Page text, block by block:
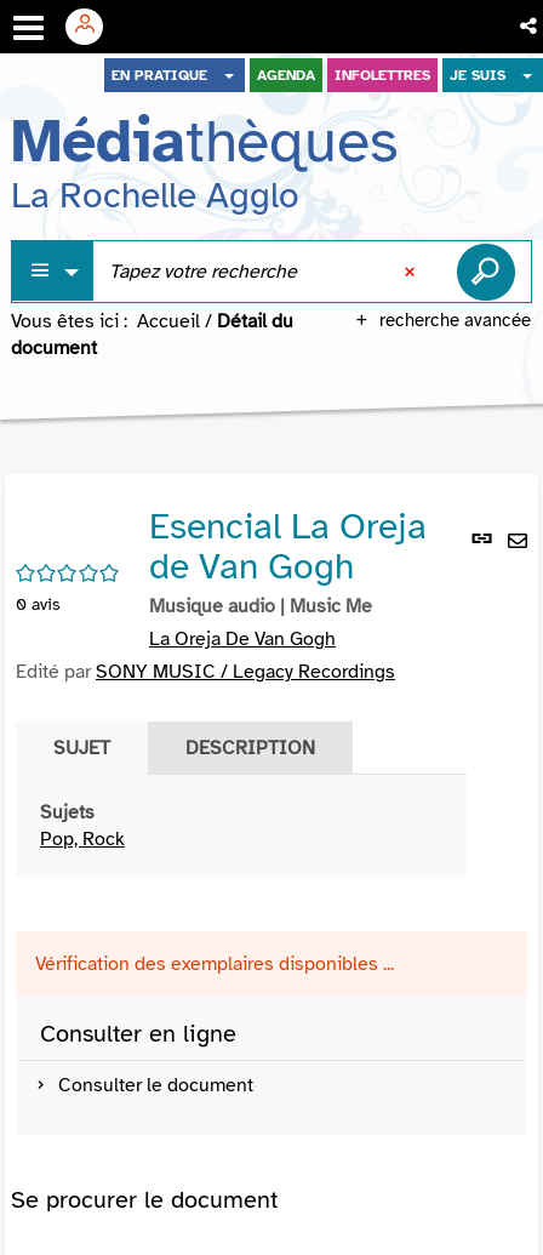
menu
contenu
recherche
EN PRATIQUE AGENDA INFOLETTRES JE SUIS
Médiathèques
La Rochelle Agglo
recherche avancée
Vous êtes ici : Accueil / Détail du
document
Lien
/5
0 avis
Esencial La Oreja
de Van Gogh
Musique audio | Music Me
La Oreja De Van Gogh
Edité parSONY MUSIC / Legacy Recordings
SUJET DESCRIPTION
Sujets
Pop, Rock
Vérification des exemplaires disponibles ...
Consulter en ligne
Consulter le document
Se procurer le document